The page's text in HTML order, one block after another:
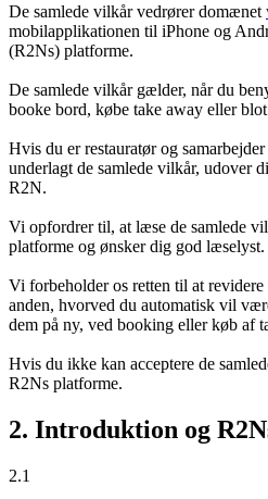
De samlede vilkår vedrører domænet
mobilapplikationen til iPhone og
(R2Ns) platforme.
De samlede vilkår gælder, når du
booke bord, købe take away eller
Hvis du er restauratør og
underlagt de samlede vilkår, udover
R2N.
Vi opfordrer til, at læse de samlede
platforme og ønsker dig god læselyst.
Vi forbeholder os retten til at
anden, hvorved du automatisk vil
dem på ny, ved booking eller køb af
Hvis du ikke kan acceptere de
R2Ns platforme.
2. Introduktion og
2.1